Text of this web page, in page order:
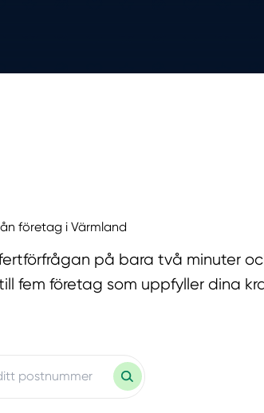
företag i Värmland
på bara två minuter
fem företag som uppfyller dina